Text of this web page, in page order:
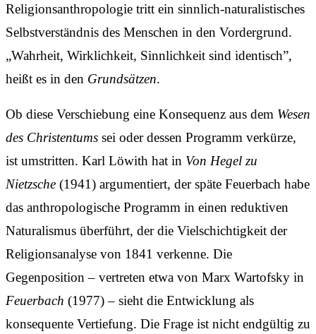
Religionsanthropologie tritt ein sinnlich-naturalistisches
Selbstverständnis des Menschen in den Vordergrund.
„Wahrheit, Wirklichkeit, Sinnlichkeit sind identisch”,
heißt es in den Grundsätzen.
Ob diese Verschiebung eine Konsequenz aus dem Wesen
des Christentums sei oder dessen Programm verkürze,
ist umstritten. Karl Löwith hat in Von Hegel zu
Nietzsche (1941) argumentiert, der späte Feuerbach habe
das anthropologische Programm in einen reduktiven
Naturalismus überführt, der die Vielschichtigkeit der
Religionsanalyse von 1841 verkenne. Die
Gegenposition – vertreten etwa von Marx Wartofsky in
Feuerbach (1977) – sieht die Entwicklung als
konsequente Vertiefung. Die Frage ist nicht endgültig zu